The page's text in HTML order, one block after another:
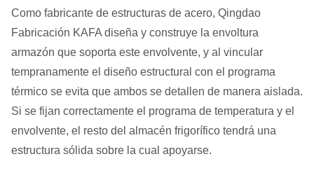
Como fabricante de estructuras de acero, Qingdao
Fabricación KAFA diseña y construye la envoltura
armazón que soporta este envolvente, y al vincular
tempranamente el diseño estructural con el programa
térmico se evita que ambos se detallen de manera aislada.
Si se fijan correctamente el programa de temperatura y el
envolvente, el resto del almacén frigorífico tendrá una
estructura sólida sobre la cual apoyarse.